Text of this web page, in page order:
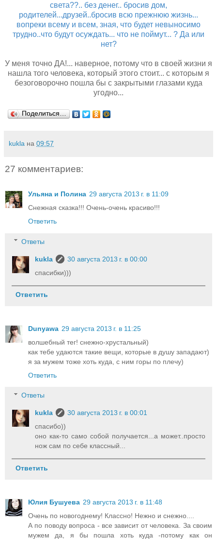
света??.. без денег.. бросив дом,
родителей...друзей..бросив всю прежнюю жизнь...
вопреки всему и всем, зная, что будет невыносимо
трудно..что будут осуждать... что не поймут... ? Да или
нет?
У меня точно ДА!... наверное, потому что в своей жизни я
нашла того человека, который этого стоит... с которым я
безоговорочно пошла бы с закрытыми глазами куда
угодно...
Поделиться…
kukla на 09:57
27 комментариев:
Ульяна и Полина 29 августа 2013 г. в 11:09
Снежная сказка!!! Очень-очень красиво!!!
Ответить
Ответы
kukla
30 августа 2013 г. в 00:00
спасибки)))
Ответить
Dunyawa 29 августа 2013 г. в 11:25
волшебный тег! снежно-хрустальный)
как тебе удаются такие вещи, которые в душу западают)
я за мужем тоже хоть куда, с ним горы по плечу)
Ответить
Ответы
kukla
30 августа 2013 г. в 00:01
спасибо))
оно как-то само собой получается...а может..просто
нож сам по себе классный...
Ответить
Юлия Бушуева 29 августа 2013 г. в 11:48
Очень по новогоднему! Классно! Нежно и снежно....
А по поводу вопроса - все зависит от человека. За своим
мужем да, я бы пошла хоть куда -потому как он